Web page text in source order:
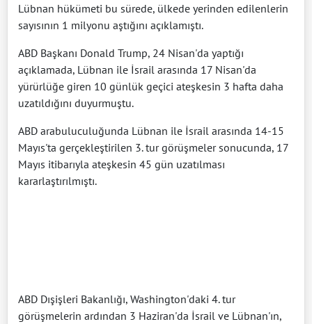
Lübnan hükümeti bu sürede, ülkede yerinden edilenlerin
sayısının 1 milyonu aştığını açıklamıştı.
ABD Başkanı Donald Trump, 24 Nisan'da yaptığı
açıklamada, Lübnan ile İsrail arasında 17 Nisan'da
yürürlüğe giren 10 günlük geçici ateşkesin 3 hafta daha
uzatıldığını duyurmuştu.
ABD arabuluculuğunda Lübnan ile İsrail arasında 14-15
Mayıs'ta gerçekleştirilen 3. tur görüşmeler sonucunda, 17
Mayıs itibarıyla ateşkesin 45 gün uzatılması
kararlaştırılmıştı.
ABD Dışişleri Bakanlığı, Washington'daki 4. tur
görüşmelerin ardından 3 Haziran'da İsrail ve Lübnan'ın,